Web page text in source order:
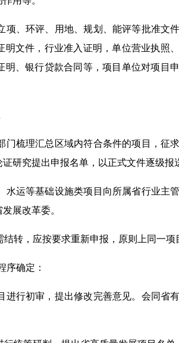
项、环评、用地、规划、能评等批准文
文件，行业准入证明，单位营业执照
、银行贷款合同等，项目单位对项目
门梳理汇总区域内符合条件的项目，征
研究提出申报名单，以正式文件逐级报
水运等基础设施类项目向所属省行业主
展改革委。
结转，应按要求重新申报，原则上同一项
序确定：
进行初审，提出修改完善意见。会同省